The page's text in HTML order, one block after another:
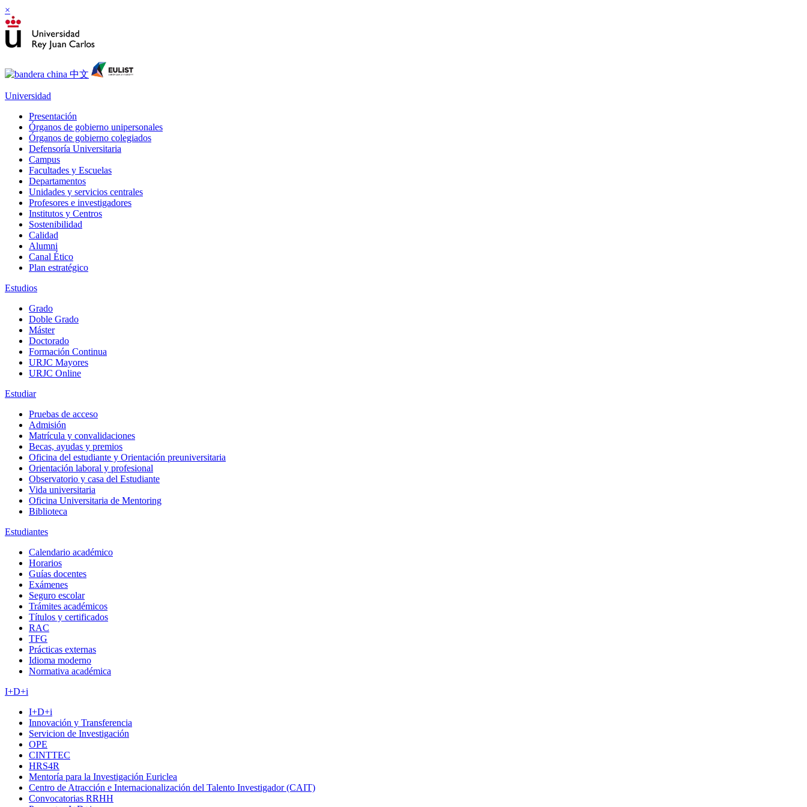
×
Universidad
Presentación
Órganos de gobierno unipersonales
Órganos de gobierno colegiados
Defensoría Universitaria
Campus
Facultades y Escuelas
Departamentos
Unidades y servicios centrales
Profesores e investigadores
Institutos y Centros
Sostenibilidad
Calidad
Alumni
Canal Ético
Plan estratégico
Estudios
Grado
Doble Grado
Máster
Doctorado
Formación Continua
URJC Mayores
URJC Online
Estudiar
Pruebas de acceso
Admisión
Matrícula y convalidaciones
Becas, ayudas y premios
Oficina del estudiante y Orientación preuniversitaria
Orientación laboral y profesional
Observatorio y casa del Estudiante
Vida universitaria
Oficina Universitaria de Mentoring
Biblioteca
Estudiantes
Calendario académico
Horarios
Guías docentes
Exámenes
Seguro escolar
Trámites académicos
Títulos y certificados
RAC
TFG
Prácticas externas
Idioma moderno
Normativa académica
I+D+i
I+D+i
Innovación y Transferencia
Servicion de Investigación
OPE
CINTTEC
HRS4R
Mentoría para la Investigación Euriclea
Centro de Atracción e Internacionalización del Talento Investigador (CAIT)
Convocatorias RRHH